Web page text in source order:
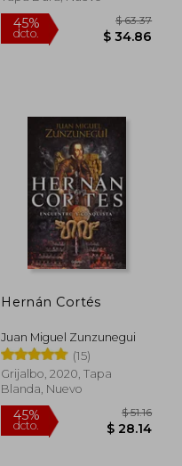
45%
dcto.
Hernán Cortés
Juan Miguel Zunzunegui
(15)
Grijalbo, 2020, Tapa
Blanda, Nuevo